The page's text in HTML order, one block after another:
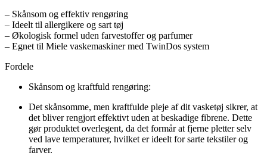
– Skånsom og effektiv rengøring
– Ideelt til allergikere og sart tøj
– Økologisk formel uden farvestoffer og parfumer
– Egnet til Miele vaskemaskiner med TwinDos system
Fordele
Skånsom og kraftfuld rengøring:
Det skånsomme, men kraftfulde pleje af dit vasketøj sikrer, at
det bliver rengjort effektivt uden at beskadige fibrene. Dette
gør produktet overlegent, da det formår at fjerne pletter selv
ved lave temperaturer, hvilket er ideelt for sarte tekstiler og
farver.